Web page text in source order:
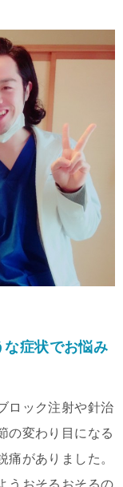
な症状でお悩み
ロック注射や針治
の変わり目になる
痛がありました。
うおそるおそるの